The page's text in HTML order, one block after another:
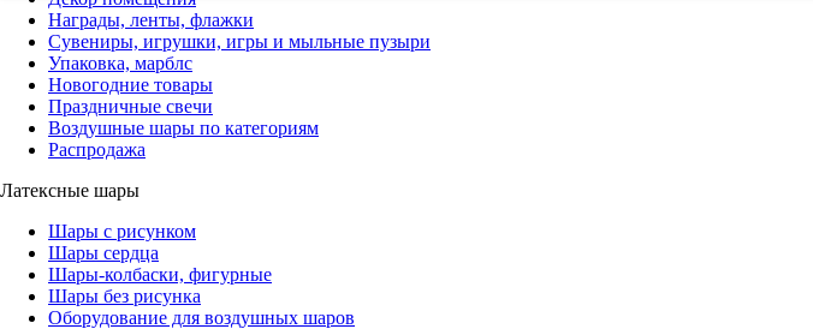
Награды, ленты, флажки
Сувениры, игрушки, игры и мыльные пузыри
Упаковка, марблс
Новогодние товары
Праздничные свечи
Воздушные шары по категориям
Распродажа
Латексные шары
Шары с рисунком
Шары сердца
Шары-колбаски, фигурные
Шары без рисунка
Оборудование для воздушных шаров